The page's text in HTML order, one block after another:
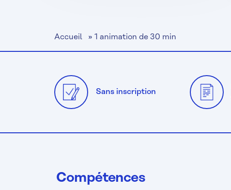
Accueil » 1 animation de 30 min
Sans inscription
Compétences